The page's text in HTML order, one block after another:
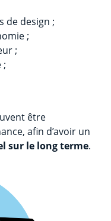
de design ;
;
;
;
être
afin d’avoir un
sur le long terme.